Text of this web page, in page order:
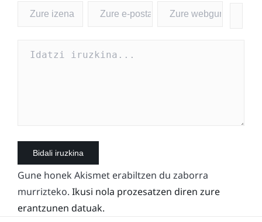
Gune honek Akismet erabiltzen du zaborra
murrizteko. Ikusi nola prozesatzen diren zure
erantzunen datuak.